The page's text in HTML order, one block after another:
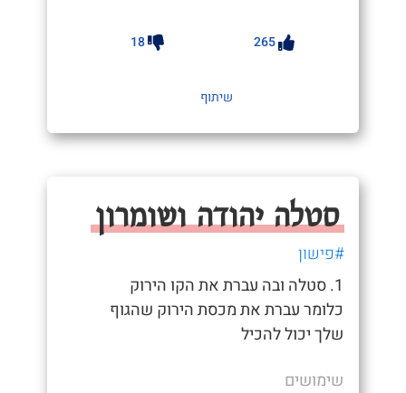
265
18
שיתוף
סטלה יהודה ושומרון
#פישון
1. סטלה ובה עברת את הקו הירוק
כלומר עברת את מכסת הירוק שהגוף
שלך יכול להכיל
שימושים